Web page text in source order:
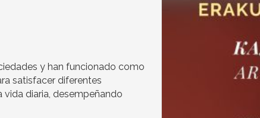
y han funcionado como
satisfacer diferentes
vida diaria, desempeñando